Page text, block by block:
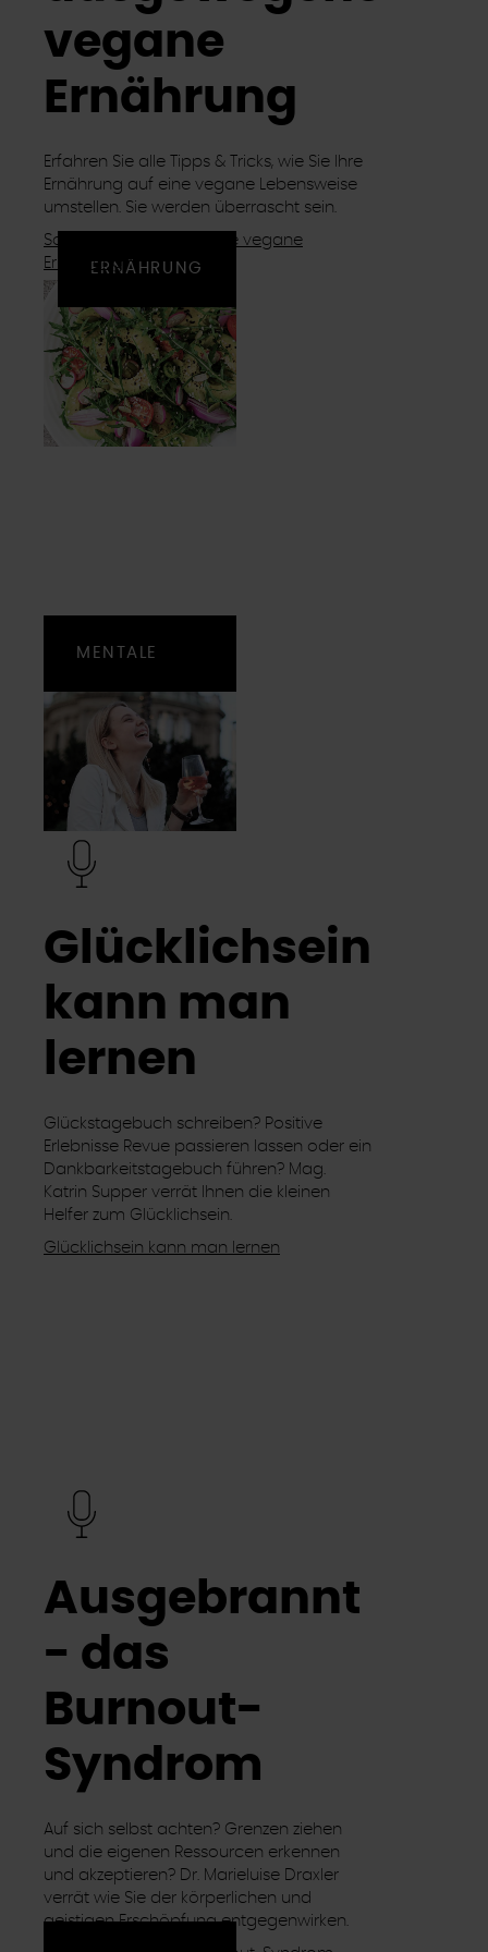
ERNÄHRUNG
vegane
Ernährung
Erfahren Sie alle Tipps & Tricks, wie Sie Ihre
Ernährung auf eine vegane Lebensweise
umstellen. Sie werden überrascht sein.
So gelingt ausgewogene vegane
Ernährung
MENTALE
STÄRKE
Glücklichsein
kann man
lernen
Glückstagebuch schreiben? Positive
Erlebnisse Revue passieren lassen oder ein
Dankbarkeitstagebuch führen? Mag.
Katrin Supper verrät Ihnen die kleinen
Helfer zum Glücklichsein.
Glücklichsein kann man lernen
Ausgebrannt
- das
Burnout-
Syndrom
Auf sich selbst achten? Grenzen ziehen
und die eigenen Ressourcen erkennen
und akzeptieren? Dr. Marieluise Draxler
verrät wie Sie der körperlichen und
geistigen Erschöpfung entgegenwirken.